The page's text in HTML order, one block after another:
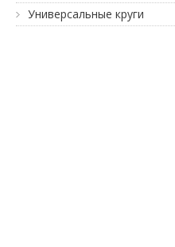
Универсальные круги